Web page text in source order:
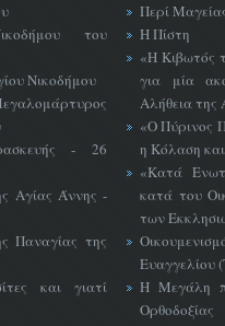
του
Νικοδήμου
- 26
Αγίας Άννης -
Παναγίας της
και γιατί
Περί
Η Πίστη
«H Κιβωτός
για μία
Αλήθεια της
«Ο Πύρινος
η Κόλαση
«Κατά
κατά του
των
Ευαγγελίου
Η Μεγάλη
Ορθοδοξίας